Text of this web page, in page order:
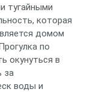
тугайными
которая
домом
по
окунуться в
за
воды и